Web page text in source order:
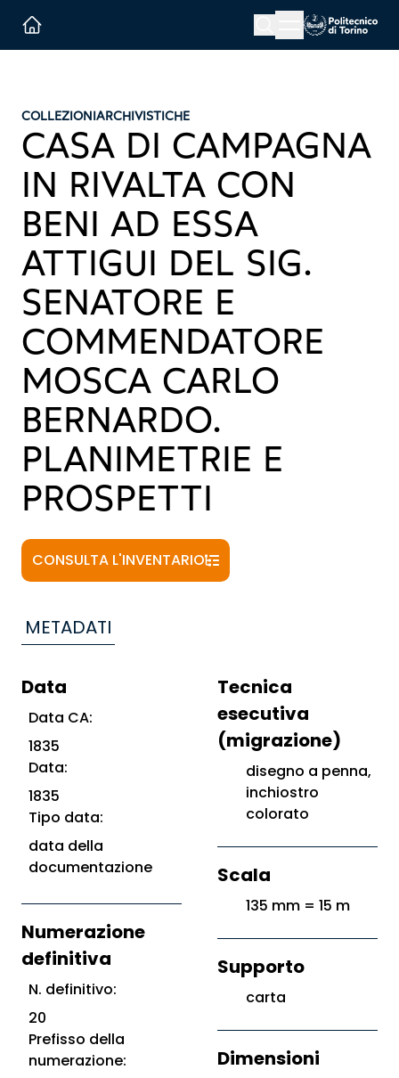
Menu button
COLLEZIONIARCHIVISTICHE
CASA DI CAMPAGNA
IN RIVALTA CON
BENI AD ESSA
ATTIGUI DEL SIG.
SENATORE E
COMMENDATORE
MOSCA CARLO
BERNARDO.
PLANIMETRIE E
PROSPETTI
CONSULTA L'INVENTARIO
METADATI
Data
Data CA:
1835
Data:
1835
Tipo data:
data della
documentazione
Numerazione
definitiva
N. definitivo:
20
Prefisso della
numerazione:
Tecnica
esecutiva
(migrazione)
disegno a penna,
inchiostro
colorato
Scala
135 mm = 15 m
Supporto
carta
Dimensioni